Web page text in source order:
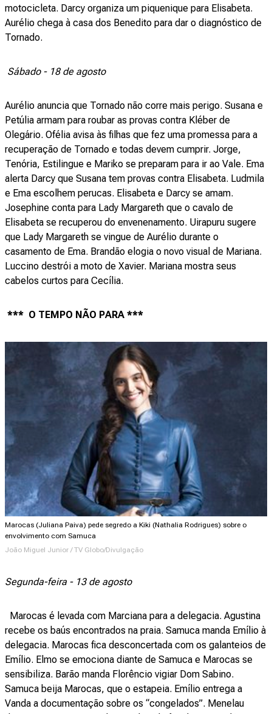
motocicleta. Darcy organiza um piquenique para Elisabeta.
Aurélio chega à casa dos Benedito para dar o diagnóstico de
Tornado.
Sábado - 18 de agosto
Aurélio anuncia que Tornado não corre mais perigo. Susana e
Petúlia armam para roubar as provas contra Kléber de
Olegário. Ofélia avisa às filhas que fez uma promessa para a
recuperação de Tornado e todas devem cumprir. Jorge,
Tenória, Estilingue e Mariko se preparam para ir ao Vale. Ema
alerta Darcy que Susana tem provas contra Elisabeta. Ludmila
e Ema escolhem perucas. Elisabeta e Darcy se amam.
Josephine conta para Lady Margareth que o cavalo de
Elisabeta se recuperou do envenenamento. Uirapuru sugere
que Lady Margareth se vingue de Aurélio durante o
casamento de Ema. Brandão elogia o novo visual de Mariana.
Luccino destrói a moto de Xavier. Mariana mostra seus
cabelos curtos para Cecília.
*** O TEMPO NÃO PARA ***
Marocas (Juliana Paiva) pede segredo a Kiki (Nathalia Rodrigues) sobre o
envolvimento com Samuca
João Miguel Junior / TV Globo/Divulgação
Segunda-feira - 13 de agosto
Marocas é levada com Marciana para a delegacia. Agustina
recebe os baús encontrados na praia. Samuca manda Emílio à
delegacia. Marocas fica desconcertada com os galanteios de
Emílio. Elmo se emociona diante de Samuca e Marocas se
sensibiliza. Barão manda Florêncio vigiar Dom Sabino.
Samuca beija Marocas, que o estapeia. Emílio entrega a
Vanda a documentação sobre os “congelados”. Menelau